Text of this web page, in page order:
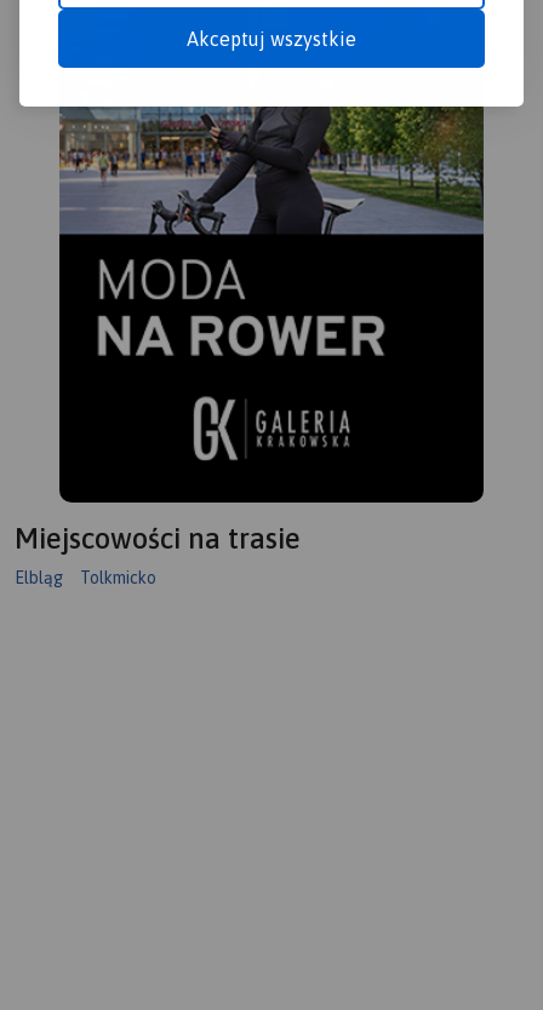
Akceptuj wszystkie
starogardzkiego,
tczewskiego i północnej
zamieszkany przez ok. 350
tys. mieszkańców. Część
mieszkańców regionu
posługuje się gwarami
kociewskimi.
Miejscowości na trasie
Elbląg Tolkmicko